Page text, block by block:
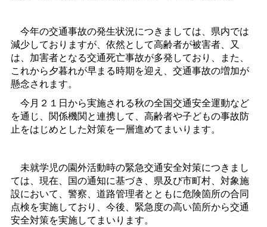
今年の交通事故の発生状況につきましては、県内では
減少しておりますが、依然として高齢者が被害者、又
は、加害者となる交通死亡事故が多発しており、また、
これから夕暮れが早まる時期を迎え、交通事故の増加が
懸念されます。
今月２１日から実施される秋の全国交通安全運動など
を通じ、関係機関と連携して、高齢者や子どもの事故防
止をはじめとした対策を一層進めてまいります。
未就学児の園外活動時の緊急交通安全対策につきまし
ては、現在、国の通知に基づき、県及び市町村、対象施
設において、警察、道路管理者とともに危険箇所の合同
点検を実施しており、今後、緊急度の高い箇所から交通
安全対策を実施してまいります。